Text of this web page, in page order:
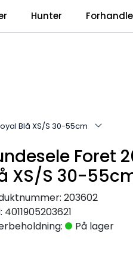
Hunter
Blå XS/S 30-55cm
Foret
XS/S 30-
203602
4011905203621
På lager